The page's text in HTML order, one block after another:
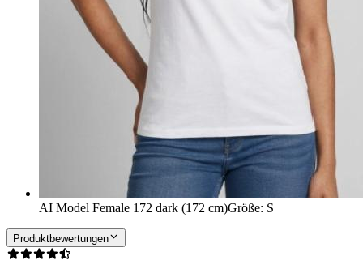
AI Model Female 172 dark (172 cm)Größe: S
Produktbewertungen